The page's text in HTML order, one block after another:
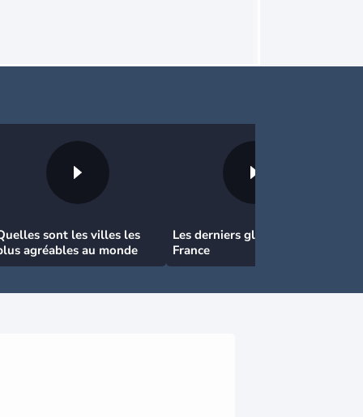
sont les villes les
agréables au monde
Les derniers glaciers de
France